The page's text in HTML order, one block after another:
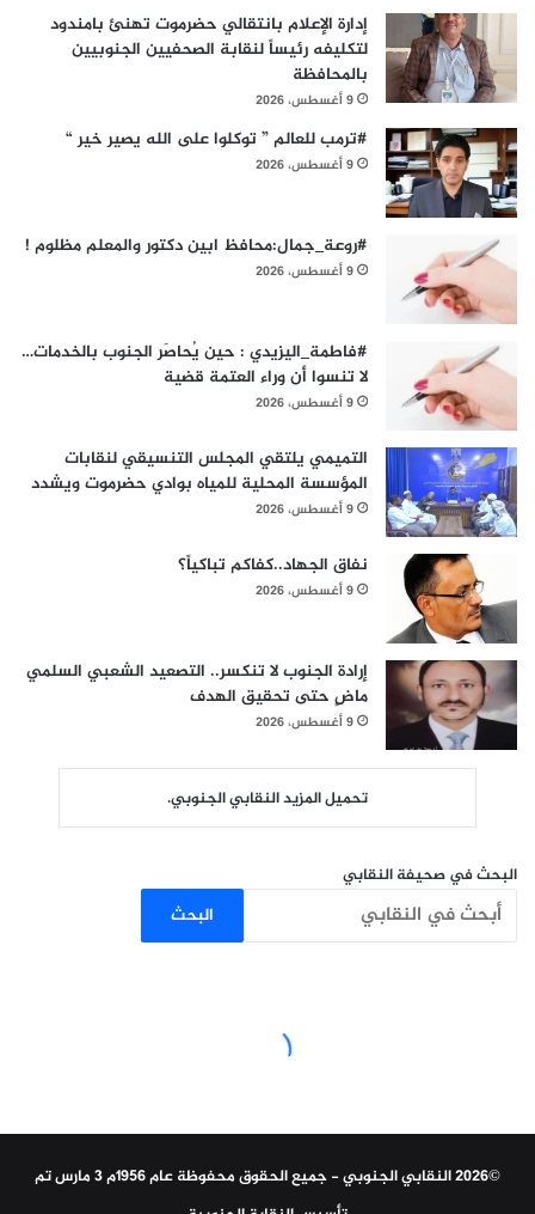
إدارة الإعلام بانتقالي حضرموت تهنئ بامندود
لتكليفه رئيساً لنقابة الصحفيين الجنوبيين
بالمحافظة
9 أغسطس، 2026
#ترمب للعالم ” توكلوا على الله يصير خير “
9 أغسطس، 2026
#روعة_جمال:محافظ ابين دكتور والمعلم مظلوم !
9 أغسطس، 2026
#فاطمة_اليزيدي : حين يُحاصَر الجنوب بالخدمات…
لا تنسوا أن وراء العتمة قضية
9 أغسطس، 2026
التميمي يلتقي المجلس التنسيقي لنقابات
المؤسسة المحلية للمياه بوادي حضرموت ويشدد
9 أغسطس، 2026
نفاق الجهاد..كفاكم تباكياً؟
9 أغسطس، 2026
إرادة الجنوب لا تنكسر.. التصعيد الشعبي السلمي
ماضٍ حتى تحقيق الهدف
9 أغسطس، 2026
تحميل المزيد النقابي الجنوبي.
البحث في صحيفة النقابي
البحث
©2026 النقابي الجنوبي - جميع الحقوق محفوظة عام 1956م 3 مارس تم